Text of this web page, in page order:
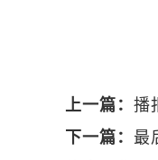
上一篇： 播
下一篇： 最